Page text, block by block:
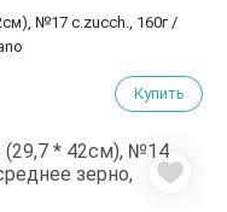
№17 c.zucch., 160г /
Купить